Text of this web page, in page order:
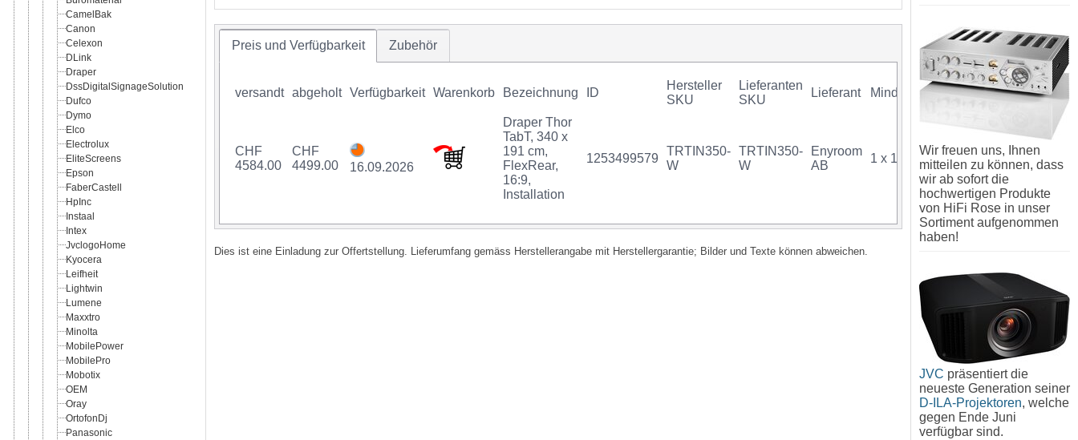
CamelBak
Canon
Celexon
DLink
Draper
DssDigitalSignageSolution
Dufco
Dymo
Elco
Electrolux
EliteScreens
Epson
FaberCastell
HpInc
Instaal
Intex
JvclogoHome
Kyocera
Leifheit
Lightwin
Lumene
Maxxtro
Minolta
MobilePower
MobilePro
Mobotix
OEM
Oray
OrtofonDj
Panasonic
Preis und Verfügbarkeit Zubehör
versandt abgeholt Verfügbarkeit Warenkorb Bezeichnung ID
Hersteller
SKU
Lieferanten
SKU
Lieferant Mindestkauf GTIN
CHF
4584.00
CHF
4499.00
16.09.2026
Draper Thor
TabT, 340 x
191 cm,
FlexRear,
16:9,
Installation
1253499579
TRTIN350-
W
TRTIN350-
W
Enyroom
AB
1 x 1 Stück 07340034717042
Dies ist eine Einladung zur Offertstellung. Lieferumfang gemäss Herstellerangabe mit Herstellergarantie; Bilder und Texte können abweichen.
Wir freuen uns, Ihnen
mitteilen zu können, dass
wir ab sofort die
hochwertigen Produkte
von HiFi Rose in unser
Sortiment aufgenommen
haben!
JVC präsentiert die
neueste Generation seiner
D-ILA-Projektoren, welche
gegen Ende Juni
verfügbar sind.